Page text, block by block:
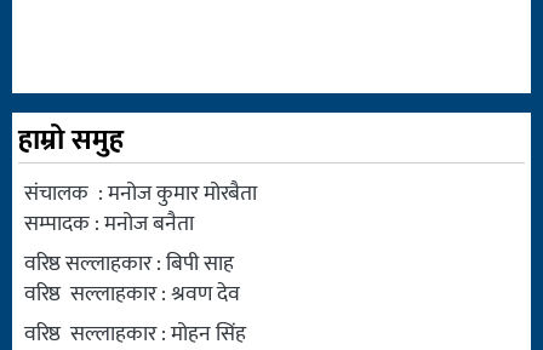
हाम्रो समुह
संचालक : मनोज कुमार मोरबैता
सम्पादक : मनोज बनैता
वरिष्ठ सल्लाहकार : बिपी साह
वरिष्ठ सल्लाहकार : श्रवण देव
वरिष्ठ सल्लाहकार : मोहन सिंह